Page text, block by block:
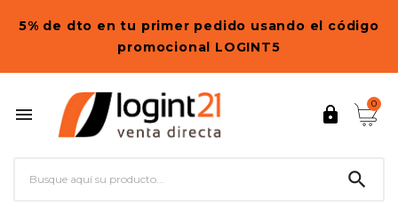
5% de dto en tu primer pedido usando el código
promocional LOGINT5
 
0
